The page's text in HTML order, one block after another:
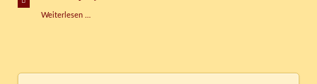
Weiterlesen …